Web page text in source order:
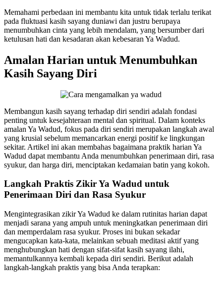
Memahami perbedaan ini membantu kita untuk tidak terlalu terikat
pada fluktuasi kasih sayang duniawi dan justru berupaya
menumbuhkan cinta yang lebih mendalam, yang bersumber dari
ketulusan hati dan kesadaran akan kebesaran Ya Wadud.
Amalan Harian untuk Menumbuhkan
Kasih Sayang Diri
Membangun kasih sayang terhadap diri sendiri adalah fondasi
penting untuk kesejahteraan mental dan spiritual. Dalam konteks
amalan Ya Wadud, fokus pada diri sendiri merupakan langkah awal
yang krusial sebelum memancarkan energi positif ke lingkungan
sekitar. Artikel ini akan membahas bagaimana praktik harian Ya
Wadud dapat membantu Anda menumbuhkan penerimaan diri, rasa
syukur, dan harga diri, menciptakan kedamaian batin yang kokoh.
Langkah Praktis Zikir Ya Wadud untuk
Penerimaan Diri dan Rasa Syukur
Mengintegrasikan zikir Ya Wadud ke dalam rutinitas harian dapat
menjadi sarana yang ampuh untuk meningkatkan penerimaan diri
dan memperdalam rasa syukur. Proses ini bukan sekadar
mengucapkan kata-kata, melainkan sebuah meditasi aktif yang
menghubungkan hati dengan sifat-sifat kasih sayang ilahi,
memantulkannya kembali kepada diri sendiri. Berikut adalah
langkah-langkah praktis yang bisa Anda terapkan: